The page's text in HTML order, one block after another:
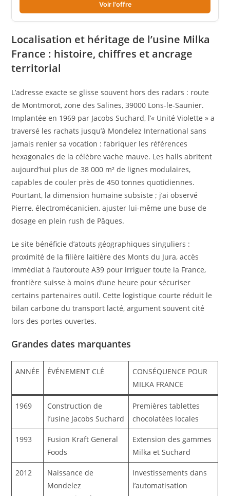
Voir l'offre
Localisation et héritage de l’usine Milka
France : histoire, chiffres et ancrage
territorial
L’adresse exacte se glisse souvent hors des radars : route
de Montmorot, zone des Salines, 39000 Lons-le-Saunier.
Implantée en 1969 par Jacobs Suchard, l’« Unité Violette » a
traversé les rachats jusqu’à Mondelez International sans
jamais renier sa vocation : fabriquer les références
hexagonales de la célèbre vache mauve. Les halls abritent
aujourd’hui plus de 38 000 m² de lignes modulaires,
capables de couler près de 450 tonnes quotidiennes.
Pourtant, la dimension humaine subsiste ; j’ai observé
Pierre, électromécanicien, ajuster lui-même une buse de
dosage en plein rush de Pâques.
Le site bénéficie d’atouts géographiques singuliers :
proximité de la filière laitière des Monts du Jura, accès
immédiat à l’autoroute A39 pour irriguer toute la France,
frontière suisse à moins d’une heure pour sécuriser
certains partenaires outil. Cette logistique courte réduit le
bilan carbone du transport lacté, argument souvent cité
lors des portes ouvertes.
Grandes dates marquantes
ANNÉE ÉVÉNEMENT CLÉ
CONSÉQUENCE POUR
MILKA FRANCE
1969
Construction de
l’usine Jacobs Suchard
Premières tablettes
chocolatées locales
1993
Fusion Kraft General
Foods
Extension des gammes
Milka et Suchard
2012
Naissance de
Mondelez
Investissements dans
l’automatisation